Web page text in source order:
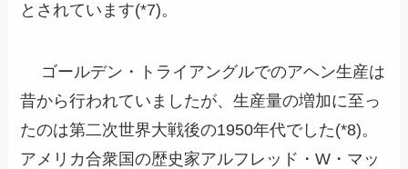
とされています(*7)。
ゴールデン・トライアングルでのアヘン生産は
昔から行われていましたが、生産量の増加に至っ
たのは第二次世界大戦後の1950年代でした(*8)。
アメリカ合衆国の歴史家アルフレッド・W・マッ